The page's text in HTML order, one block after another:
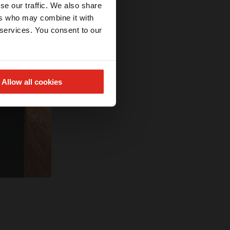
our traffic. We also share
who may combine it with
You consent to our
Allow all cookies